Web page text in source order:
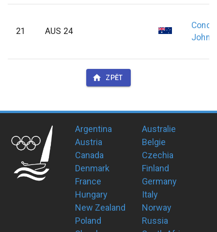
21 AUS 24
John
ZPĚT
Argentina
Australie
Austria
Belgie
Canada
Czechia
Denmark
Finland
France
Germany
Hungary
Italy
New Zealand
Norway
Poland
Russia